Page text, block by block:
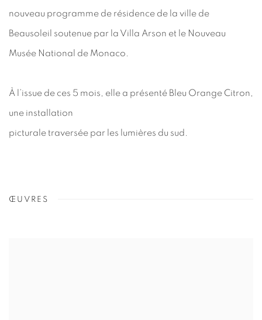
nouveau programme de résidence de la ville de
Beausoleil soutenue par la Villa Arson et le Nouveau
Musée National de Monaco.
À l’issue de ces 5 mois, elle a présenté Bleu Orange Citron,
une installation
picturale traversée par les lumières du sud.
ŒUVRES